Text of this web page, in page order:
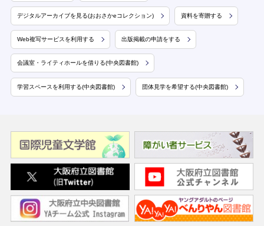
デジタルアーカイブを見る(おおさかeコレクション) 資料を寄贈する
Web複写サービスを利用する 出版掲載の申請をする
会議室・ライティホールを借りる(中央図書館)
学習スペースを利用する(中央図書館) 団体見学を希望する(中央図書館)